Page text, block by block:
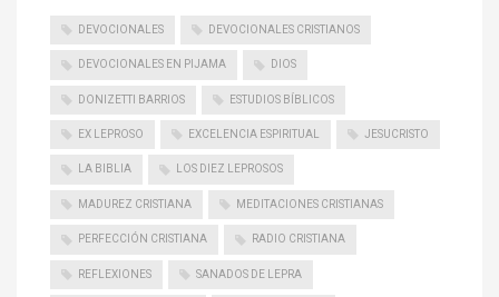
DEVOCIONALES DEVOCIONALES CRISTIANOS
DEVOCIONALES EN PIJAMA DIOS
DONIZETTI BARRIOS ESTUDIOS BÍBLICOS
EX LEPROSO EXCELENCIA ESPIRITUAL JESUCRISTO
LA BIBLIA LOS DIEZ LEPROSOS
MADUREZ CRISTIANA MEDITACIONES CRISTIANAS
PERFECCIÓN CRISTIANA RADIO CRISTIANA
REFLEXIONES SANADOS DE LEPRA